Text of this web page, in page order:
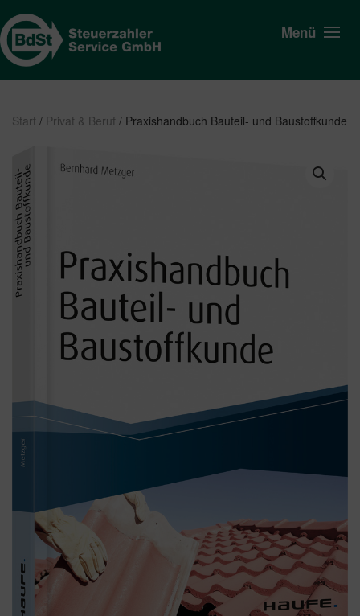
Menü
Start / Privat & Beruf / Praxishandbuch Bauteil- und Baustoffkunde